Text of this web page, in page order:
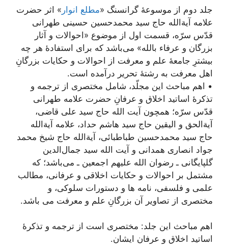
جلد دوم از موسوعۀ گرانسنگ «مطلع انوار » اثر حضرت
علامه آیة‌الله حاج سید محمدحسین حسینی طهرانی
قدّس سرّه، قسمت اول از موضوع «احوالات و آثار
بزرگان و عرفاء بالله» می‌باشد که برای استفادۀ هر چه
بیشترِ جامعۀ علم و معرفت از احوالات و حکایات بزرگانِ
اهل معرفت به رشتۀ تحریر درآمده است.
• اهم مباحث این مجلّد، شامل مختصری از ترجمه و
تذکرۀ اساتید اخلاق و عرفانِ حضرت علامه طهرانی
قدّس سرّه؛ همچون آیت الله حاج سید علی قاضی،
آیة‌الحق و الیقین حاج سید هاشم حداد، علامه آیة‌الله
حاج سید محمدحسین طباطبائی، آیة‌‌الله حاج شیخ محمد
جواد انصاری همدانی و آیت الله سید جمال‌الدین
گلپایگانی ـ رضوان الله علیهم اجمعین ـ می‌باشد؛ که
مشتمل بر احوالات و حکایات اخلاقی و عرفانی، مطالب
علمی و فلسفی، نامه ها و دستورات سلوکی، و
مختصری از تصاویر آن بزرگانِ علم و معرفت می باشد.
اهم مباحث این جلد: مختصری است از ترجمه و تذکرۀ
اساتید اخلاق و عرفان ایشان.